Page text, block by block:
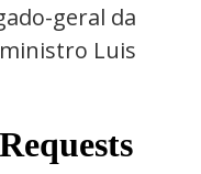
geral da
Luis